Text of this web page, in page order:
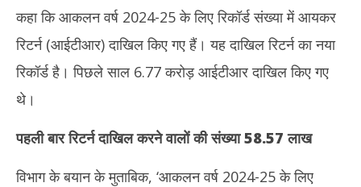
कहा कि आकलन वर्ष 2024-25 के लिए रिकॉर्ड संख्या में आयकर
रिटर्न (आईटीआर) दाखिल किए गए हैं। यह दाखिल रिटर्न का नया
रिकॉर्ड है। पिछले साल 6.77 करोड़ आईटीआर दाखिल किए गए
थे।
पहली बार रिटर्न दाखिल करने वालों की संख्या 58.57 लाख
विभाग के बयान के मुताबिक, ‘आकलन वर्ष 2024-25 के लिए